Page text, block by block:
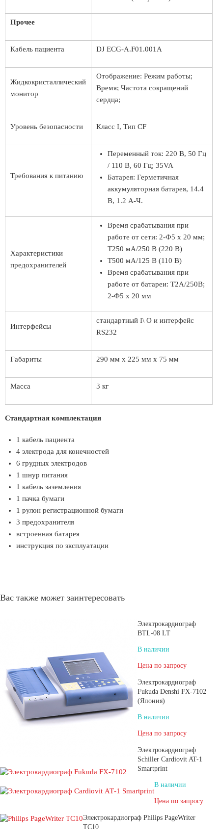
Прочее
Кабель пациента DJ ECG-A.F01.001A
Жидкокристаллический
монитор
Отображение: Режим работы;
Время; Частота сокращений
сердца;
Уровень безопасности Класс I, Тип CF
Требования к питанию
Переменный ток: 220 В, 50 Гц
/ 110 В, 60 Гц; 35VA
Батарея: Герметичная
аккумуляторная батарея, 14.4
В, 1.2 А-Ч.
Характеристики
предохранителей
Время срабатывания при
работе от сети: 2-Ф5 х 20 мм;
Т250 мА/250 В (220 В)
Т500 мА/125 В (110 В)
Время срабатывания при
работе от батареи: Т2А/250В;
2-Ф5 х 20 мм
Интерфейсы
стандартный I\ O и интерфейс
RS232
Габариты 290 мм х 225 мм х 75 мм
Масса 3 кг
Стандартная комплектация
1 кабель пациента
4 электрода для конечностей
6 грудных электродов
1 шнур питания
1 кабель заземления
1 пачка бумаги
1 рулон регистрационной бумаги
3 предохранителя
встроенная батарея
инструкция по эксплуатации
Вас также может заинтересовать
Электрокардиограф
BTL-08 LT
В наличии
Цена по запросу
Электрокардиограф
Fukuda Denshi FX-7102
(Япония)
В наличии
Цена по запросу
Электрокардиограф
Schiller Cardiovit AT-1
Smartprint
В наличии
Цена по запросу
Электрокардиограф Philips PageWriter
TC10